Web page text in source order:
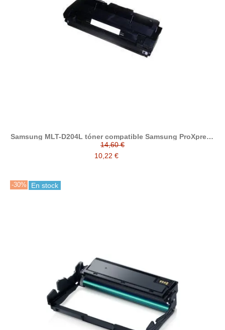
Samsung MLT-D204L tóner compatible Samsung ProXpress
M3325 / M3375 / M3825 / M3875 / M4025 / M4075
14,60 €
10,22 €
-30% En stock